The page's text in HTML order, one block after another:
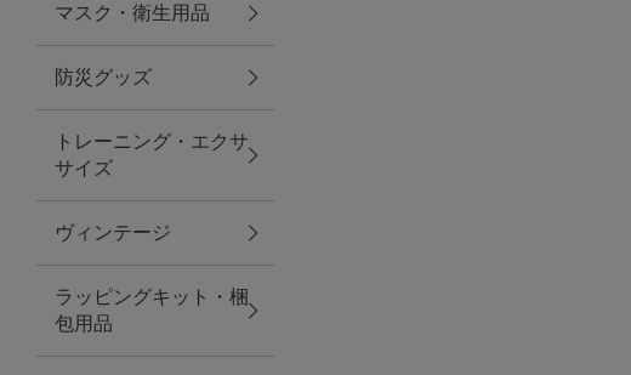
スマホケース・アクセサリー
ポーチ
ステーショナリー
その他
紅茶・フード
マスク・衛生用品
防災グッズ
トレーニング・エクサ
サイズ
ヴィンテージ
ラッピングキット・梱
包用品